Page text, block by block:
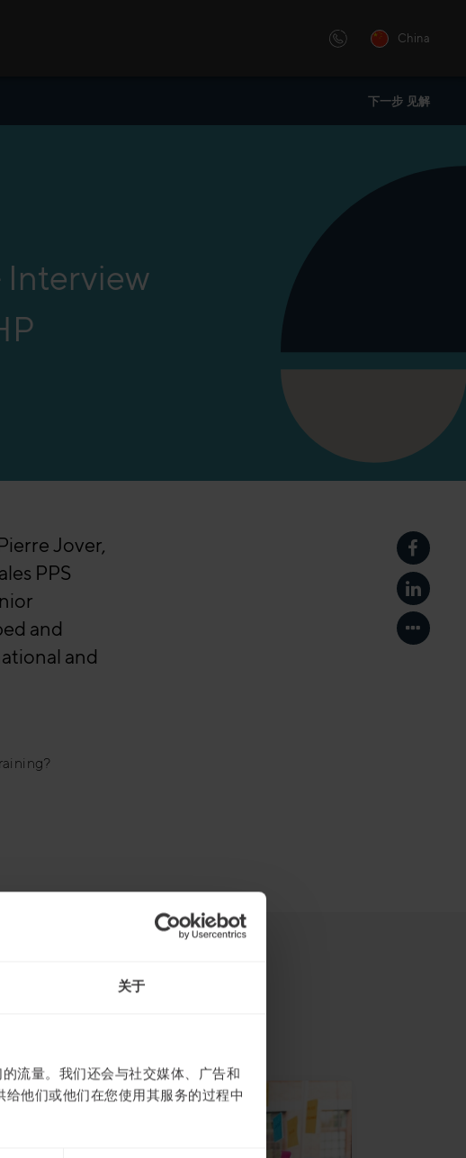
关于
流量。我们还会与社交媒体、广告和
他们或他们在您使用其服务的过程中
China
下一步 见解
Interview
在
在
显示更
Jover,
PPS
and
and